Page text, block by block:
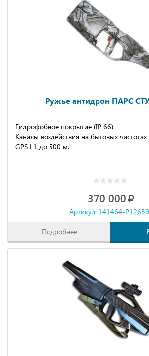
Ружье антидрон ПАРС
Гидрофобное покрытие (IP 66)
Каналы воздействия на бытовых
GPS L1 до 500 м.
370 000
Артикул: 141464-
Подробнее